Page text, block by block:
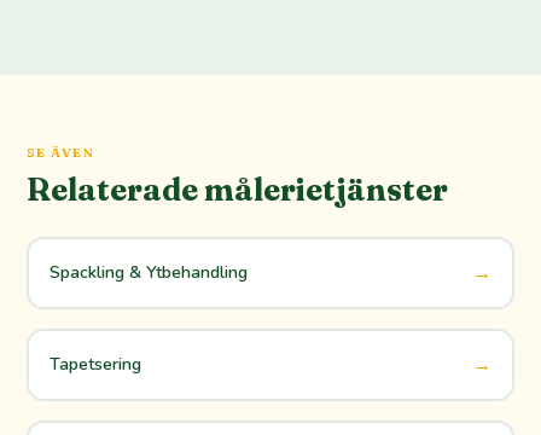
SE ÄVEN
Relaterade målerietjänster
Spackling & Ytbehandling →
Tapetsering →